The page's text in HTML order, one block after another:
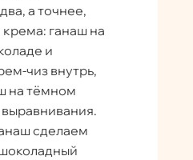
а точнее,
ганаш на
и
чиз внутрь,
на тёмном
сделаем